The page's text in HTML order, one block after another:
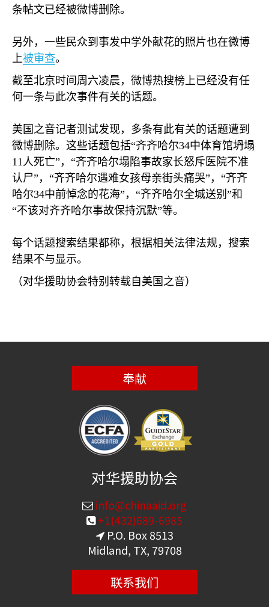
条帖文已经被微博删除。
另外，一些民众到事发中学外献花的照片也在微博
上被审查。
截至北京时间周六凌晨，微博热搜榜上已经没有任
何一条与此次事件有关的话题。
美国之音记者测试发现，多条有此有关的话题遭到
微博删除。这些话题包括“齐齐哈尔34中体育馆坍塌
11人死亡”，“齐齐哈尔塌陷事故家长怒斥医院不准
认尸”，“齐齐哈尔遇难女孩母亲街头痛哭”，“齐齐
哈尔34中前悼念的花海”，“齐齐哈尔全城送别”和
“不该对齐齐哈尔事故保持沉默”等。
每个话题搜索结果都称，根据相关法律法规，搜索
结果不与显示。
（对华援助协会特别转载自美国之音）
奉献
对华援助协会
info@chinaaid.org
+1(432)689-6985
P.O. Box 8513
Midland, TX, 79708
联系我们